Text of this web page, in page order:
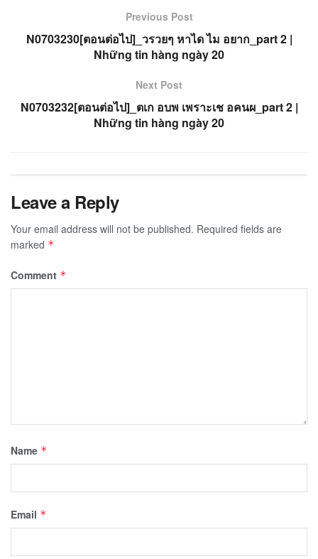
Previous Post
N0703230[ตอนต่อไป]_วรวยๆ หาได ไม อยาก_part 2 |
Những tin hàng ngày 20
Next Post
N0703232[ตอนต่อไป]_ตเก อบพ เพราะเช อคนผ_part 2 |
Những tin hàng ngày 20
Leave a Reply
Your email address will not be published. Required fields are
marked *
Comment *
Name *
Email *